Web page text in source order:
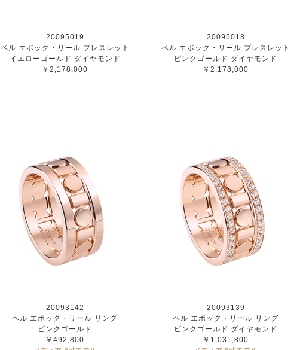
20095019
ベル エポック・リール ブレスレット
イエローゴールド ダイヤモンド
￥2,178,000
20095018
ベル エポック・リール ブレスレット
ピンクゴールド ダイヤモンド
￥2,178,000
20093142
ベル エポック・リール リング
ピンクゴールド
￥492,800
20093139
ベル エポック・リール リング
ピンクゴールド ダイヤモンド
￥1,031,800